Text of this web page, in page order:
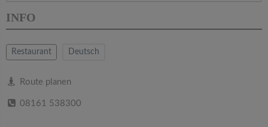
INFO
Restaurant Deutsch
Route planen
08161 538300
a
v